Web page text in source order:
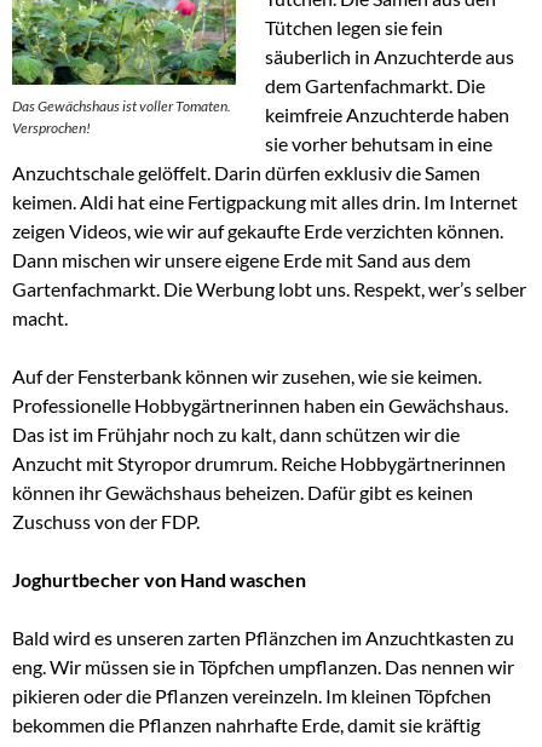
Das Gewächshaus ist voller Tomaten.
Versprochen!
Tütchen legen sie fein
säuberlich in Anzuchterde aus
dem Gartenfachmarkt. Die
keimfreie Anzuchterde haben
sie vorher behutsam in eine
Anzuchtschale gelöffelt. Darin dürfen exklusiv die Samen
keimen. Aldi hat eine Fertigpackung mit alles drin. Im Internet
zeigen Videos, wie wir auf gekaufte Erde verzichten können.
Dann mischen wir unsere eigene Erde mit Sand aus dem
Gartenfachmarkt. Die Werbung lobt uns. Respekt, wer’s selber
macht.
Auf der Fensterbank können wir zusehen, wie sie keimen.
Professionelle Hobbygärtnerinnen haben ein Gewächshaus.
Das ist im Frühjahr noch zu kalt, dann schützen wir die
Anzucht mit Styropor drumrum. Reiche Hobbygärtnerinnen
können ihr Gewächshaus beheizen. Dafür gibt es keinen
Zuschuss von der FDP.
Joghurtbecher von Hand waschen
Bald wird es unseren zarten Pflänzchen im Anzuchtkasten zu
eng. Wir müssen sie in Töpfchen umpflanzen. Das nennen wir
pikieren oder die Pflanzen vereinzeln. Im kleinen Töpfchen
bekommen die Pflanzen nahrhafte Erde, damit sie kräftig